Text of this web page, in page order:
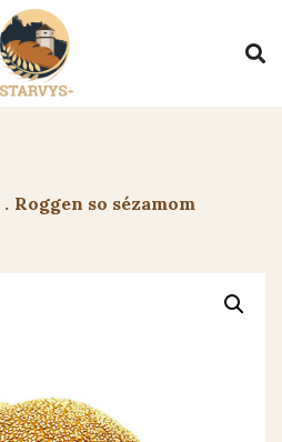
. Roggen so sézamom